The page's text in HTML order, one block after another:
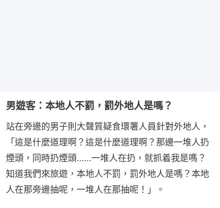
男遊客：本地人不罰，罰外地人是嗎？
站在旁邊的男子則大聲質疑食環署人員針對外地人，
「這是什麼道理啊？這是什麼道理啊？那邊一堆人扔
煙頭，同時扔煙頭……一堆人在扔，就抓着我是嗎？
知道我們來旅遊，本地人不罰，罰外地人是嗎？本地
人在那旁邊抽呢，一堆人在那抽呢！」。